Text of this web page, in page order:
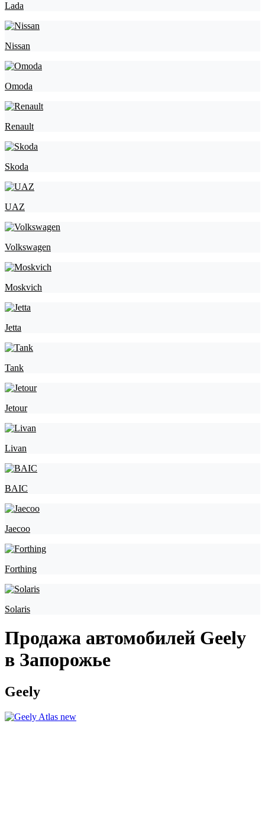
Lada
Nissan
Omoda
Renault
Skoda
UAZ
Volkswagen
Moskvich
Jetta
Tank
Jetour
Livan
BAIC
Jaecoo
Forthing
Solaris
Продажа автомобилей Geely
в Запорожье
Geely